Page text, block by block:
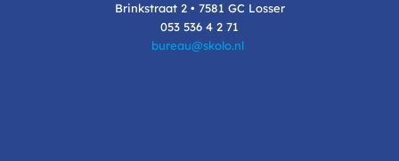
Brinkstraat 2 • 7581 GC Losser
053 536 4 2 71
bureau@skolo.nl